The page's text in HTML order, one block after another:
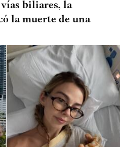
vías biliares, la
la muerte de una